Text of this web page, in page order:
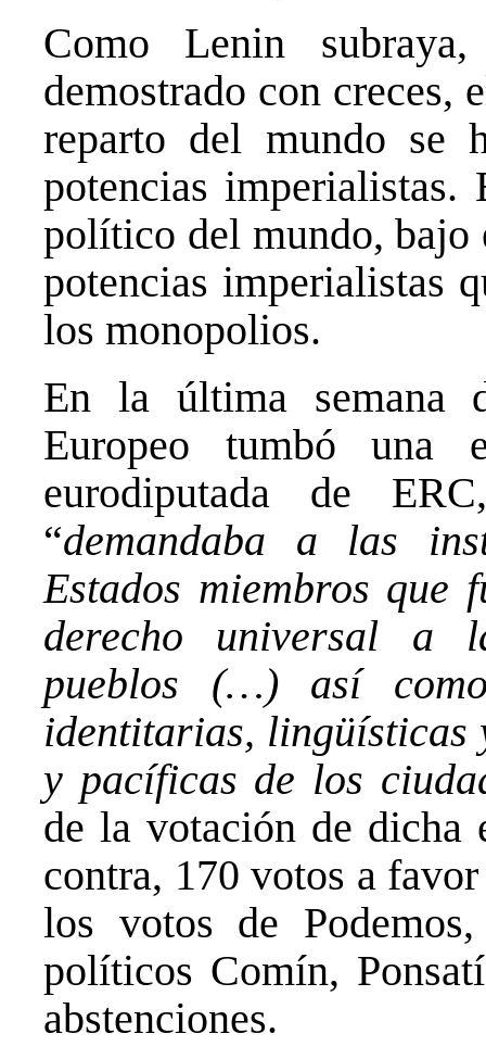
Como Lenin
demostrado con creces,
reparto del mundo se
potencias
político del mundo,
potencias imperialistas
los monopolios.
En la última semana
Europeo tumbó una
eurodiputada de
“demandaba a las
Estados miembros que
derecho universal a
pueblos (…) así
identitarias, lingüísticas
y pacíficas de los
de la votación de dicha
contra, 170 votos a
los votos de
políticos Comín,
abstenciones.